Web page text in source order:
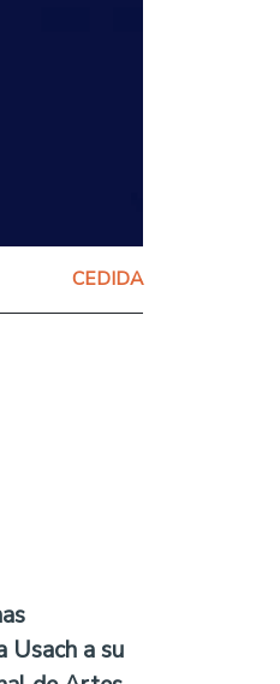
CEDIDA
Usach a su